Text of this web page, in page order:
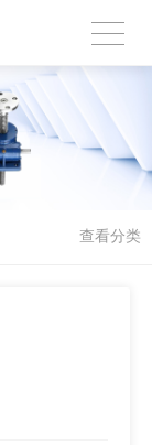
查看分类